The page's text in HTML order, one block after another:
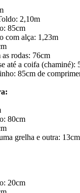
2,10m
85cm
com alça: 1,23m
rodas: 76cm
até a coifa (chaminé):
85cm de
80cm
grelha e outra: 13cm
20cm